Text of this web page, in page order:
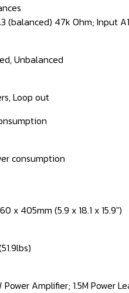
(balanced) 47k Ohm; Input
Unbalanced
Loop out
consumption
x 405mm (5.9 x 18.1 x 15.9")
Power Amplifier; 1.5M Power